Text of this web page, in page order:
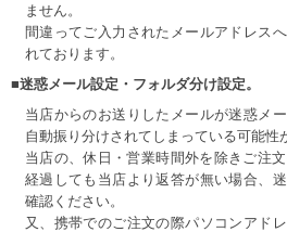
ません。
間違ってご入力されたメールアドレス
れております。
■迷惑メール設定・フォルダ分け設定。
当店からのお送りしたメールが迷惑メ
自動振り分けされてしまっている可能性
当店の、休日・営業時間外を除きご注
経過しても当店より返答が無い場合、
確認ください。
又、携帯でのご注文の際パソコンアド